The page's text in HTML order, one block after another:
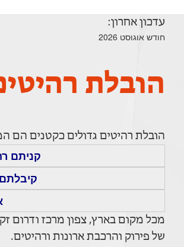
עדכון אחרון:
חודש אוגוסט 2026
הובלת
הובלת רהיטים גדולים כקטנים הם
קניתם
מכל מקום בארץ, צפון מרכז ודרום
של פירוק והרכבת ארונות ורהיטים.